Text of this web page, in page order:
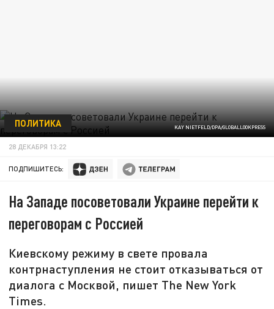
KAY NIETFELD/DPA/GLOBALLOOKPRESS
ПОЛИТИКА
28 ДЕКАБРЯ 13:22
ПОДПИШИТЕСЬ:
На Западе посоветовали Украине перейти к
переговорам с Россией
Киевскому режиму в свете провала
контрнаступления не стоит отказываться от
диалога с Москвой, пишет The New York
Times.